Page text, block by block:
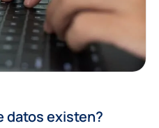
datos existen?